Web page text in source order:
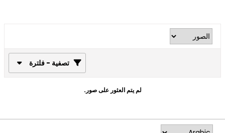
تصفية - فلترة
لم يتم العثور على صور.